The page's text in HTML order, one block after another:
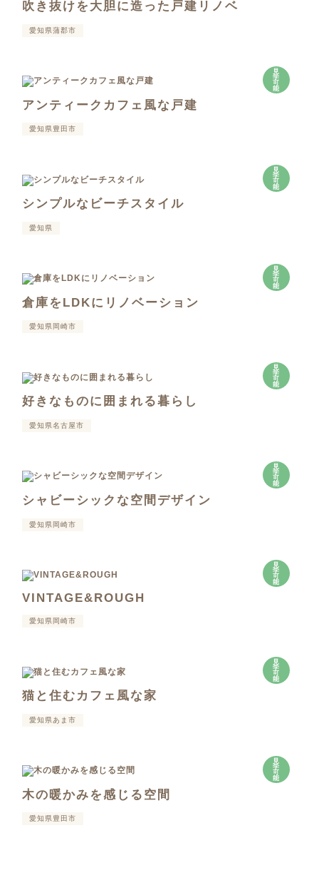
吹き抜けを大胆に造った戸建リノベ
愛知県蒲郡市
見
学
可
能
アンティークカフェ風な戸建
愛知県豊田市
見
学
可
能
シンプルなビーチスタイル
愛知県
見
学
可
能
倉庫をLDKにリノベーション
愛知県岡崎市
見
学
可
能
好きなものに囲まれる暮らし
愛知県名古屋市
見
学
可
能
シャビーシックな空間デザイン
愛知県岡崎市
見
学
可
能
VINTAGE&ROUGH
愛知県岡崎市
見
学
可
能
猫と住むカフェ風な家
愛知県あま市
見
学
可
能
木の暖かみを感じる空間
愛知県豊田市